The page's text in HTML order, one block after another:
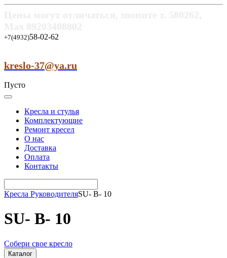
+7(4932)58-02-62
kreslo-37@ya.ru
Пусто
Кресла и стулья
Комплектующие
Ремонт кресел
О нас
Доставка
Оплата
Контакты
Кресла РуководителяSU- B- 10
SU- B- 10
Собери свое кресло
Каталог